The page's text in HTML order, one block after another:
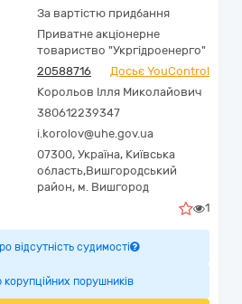
За вартістю придбання
Приватне акціонерне
товариство "Укргідроенерго"
20588716
Досьє YouControl
Корольов Ілля Миколайович
380612239347
i.korolov@uhe.gov.ua
07300, Україна, Київська
область,Вишгородський
район, м. Вишгород
1
відсутність судимості
корупційних порушників